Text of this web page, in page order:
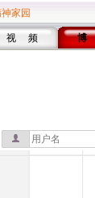
家园
视 频 博